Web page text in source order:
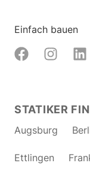
Einfach bauen
STATIKER
Augsburg
Ettlingen